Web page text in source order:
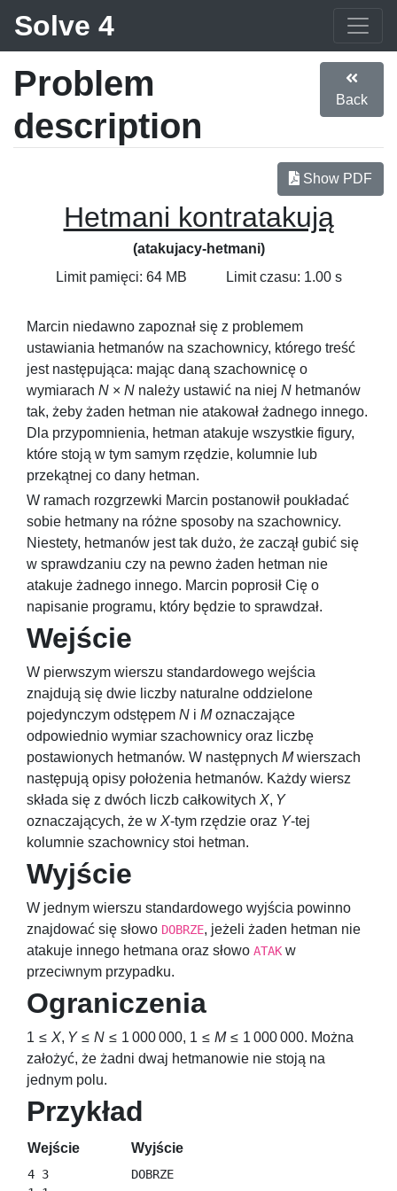
Solve 4
Problem
description
Back
Show PDF
Hetmani kontratakują
(atakujacy-hetmani)
Limit pamięci: 64 MB
Limit czasu: 1.00 s
Marcin niedawno zapoznał się z problemem
ustawiania hetmanów na szachownicy, którego treść
jest następująca: mając daną szachownicę o
wymiarach N × N należy ustawić na niej N hetmanów
tak, żeby żaden hetman nie atakował żadnego innego.
Dla przypomnienia, hetman atakuje wszystkie figury,
które stoją w tym samym rzędzie, kolumnie lub
przekątnej co dany hetman.
W ramach rozgrzewki Marcin postanowił poukładać
sobie hetmany na różne sposoby na szachownicy.
Niestety, hetmanów jest tak dużo, że zaczął gubić się
w sprawdzaniu czy na pewno żaden hetman nie
atakuje żadnego innego. Marcin poprosił Cię o
napisanie programu, który będzie to sprawdzał.
Wejście
W pierwszym wierszu standardowego wejścia
znajdują się dwie liczby naturalne oddzielone
pojedynczym odstępem N i Moznaczające
odpowiednio wymiar szachownicy oraz liczbę
postawionych hetmanów. W następnych Mwierszach
następują opisy położenia hetmanów. Każdy wiersz
składa się z dwóch liczb całkowitych X, Y
oznaczających, że w X-tym rzędzie oraz Y-tej
kolumnie szachownicy stoi hetman.
Wyjście
W jednym wierszu standardowego wyjścia powinno
znajdować się słowo DOBRZE, jeżeli żaden hetman nie
atakuje innego hetmana oraz słowo ATAK w
przeciwnym przypadku.
Ograniczenia
1 ≤ X, Y≤ N ≤ 1 000 000, 1 ≤ M≤ 1 000 000. Można
założyć, że żadni dwaj hetmanowie nie stoją na
jednym polu.
Przykład
Wejście Wyjście
4 3